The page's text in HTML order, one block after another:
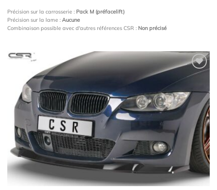
Précision sur la carrosserie : Pack M (préfacelift)
Précision sur la lame : Aucune
Combinaison possible avec d'autres références CSR : Non précisé
Ajouter
à la
wishlist